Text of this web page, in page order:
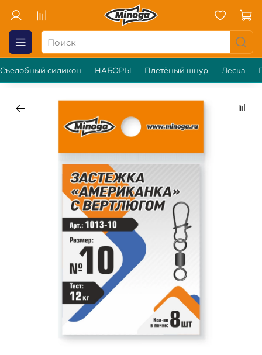
Съедобный силикон НАБОРЫ Плетёный шнур Леска